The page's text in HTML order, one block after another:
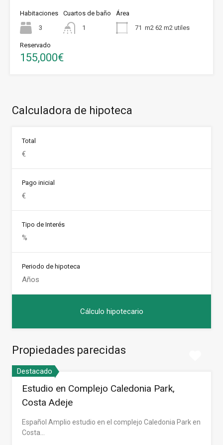
Habitaciones
3
Cuartos de baño
1
Área
71 m2 62 m2 utiles
Reservado
155,000€
Calculadora de hipoteca
Total
Pago inicial
Tipo de Interés
Periodo de hipoteca
Propiedades parecidas
Destacado
Estudio en Complejo Caledonia Park,
Costa Adeje
Español Amplio estudio en el complejo Caledonia Park en
Costa…